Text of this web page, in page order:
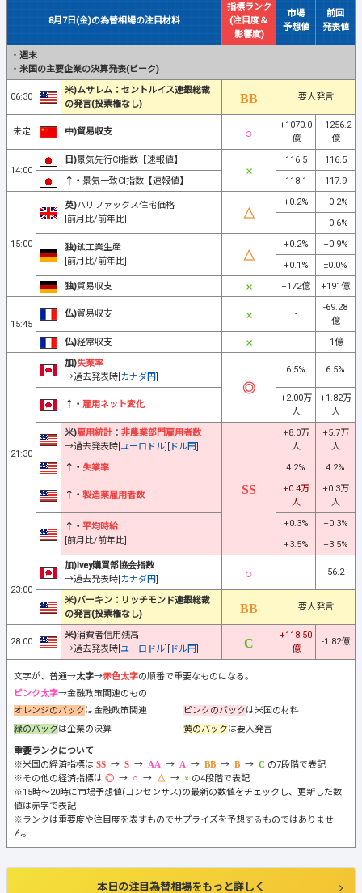
8月7日(金)の為替相場の注目材料
指標ランク
(注目度＆
影響度)
市場
予想値
前回
発表値
・ 週末
・ 米国の主要企業の決算発表(ピーク)
06:30
米)ムサレム：セントルイス連銀総裁
の発言(投票権なし)
要人発言
未定 中)貿易収支
+1070.0
億
+1256.2
億
14:00
日)景気先行CI指数【速報値】 116.5
116.5
↑・ 景気一致CI指数【速報値】 118.1 117.9
15:00
英)ハリファックス住宅価格
[前月比/前年比]
+0.2%
+0.2%
-
+0.6%
独)鉱工業生産
[前月比/前年比]
+0.2%
+0.9%
+0.1%
±0.0%
独)貿易収支 +172億 +191億
15:45
仏)貿易収支 -
-69.28
億
仏)経常収支 - -1億
21:30
加)失業率
→過去発表時[カナダ円]
6.5% 6.5%
↑・ 雇用ネット変化
+2.00万
人
+1.82万
人
米)雇用統計 ： 非農業部門雇用者数
→過去発表時[ユーロドル][ ドル円]
+8.0万
人
+5.7万
人
↑・ 失業率 4.2% 4.2%
↑・ 製造業雇用者数
+0.4万
人
+0.3万
人
↑・ 平均時給
[前月比/前年比]
+0.3%
+0.3%
+3.5%
+3.5%
23:00
加)Ivey購買部協会指数
→過去発表時[カナダ円]
- 56.2
米)バーキン：リッチモンド連銀総裁
の発言(投票権なし)
要人発言
28:00
米)消費者信用残高
→過去発表時[ユーロドル][ ドル円]
+118.50
億
-1.82億
文字が、普通→太字→赤色太字の順番で重要なものになる。
ピンク太字→金融政策関連のもの
オレンジのバックは金融政策関連 ピンクのバックは米国の材料
緑のバックは企業の決算 黄のバックは要人発言
重要ランクについて
※米国の経済指標は
→ → → → → →
の7段階で表記
※その他の経済指標は
→ → →
の4段階で表記
※15時～20時に市場予想値(コンセンサス)の最新の数値をチェックし、更新した数
値は赤字で表記
※ランクは重要度や注目度を表すものでサプライズを予想するものではありませ
ん。
本日の注目為替相場をもっと詳しく